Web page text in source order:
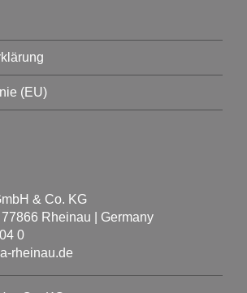
(EU)
& Co. KG
77866 Rheinau | Germany
0
rheinau.de